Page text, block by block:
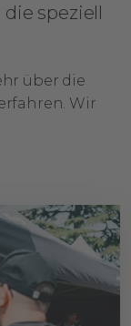
speziell
über die
Wir